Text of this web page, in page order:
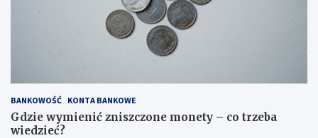
BANKOWOŚĆ KONTA BANKOWE
Gdzie wymienić zniszczone monety – co trzeba
wiedzieć?